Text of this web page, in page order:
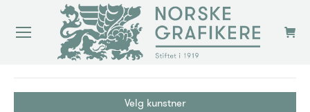
Velg kunstner